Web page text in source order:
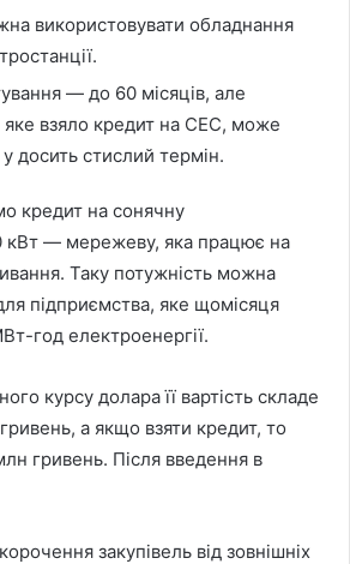
використовувати обладнання
— до 60 місяців, але
яке взяло кредит на СЕС, може
досить стислий термін.
кредит на сонячну
кВт — мережеву, яка працює на
Таку потужність можна
підприємства, яке щомісяця
год електроенергії.
курсу долара її вартість складе
а якщо взяти кредит, то
гривень. Після введення в
закупівель від зовнішніх